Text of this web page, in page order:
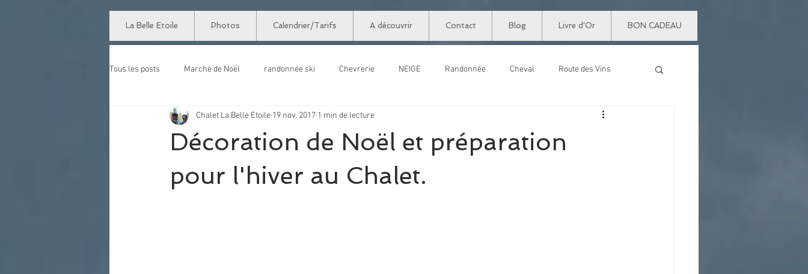
La Belle Etoile Photos Calendrier/Tarifs A découvrir Contact Blog Livre d'Or BON CADEAU
Tous les posts Marché de Noël randonnée ski Chevrerie NEIGE Randonnée Cheval Route des Vins
Photo panoramique Commencer Votre communauté
Décoration de Noël et préparation
pour l'hiver au Chalet.
Chalet La Belle Etoile 19 nov. 2017 1 min de lecture